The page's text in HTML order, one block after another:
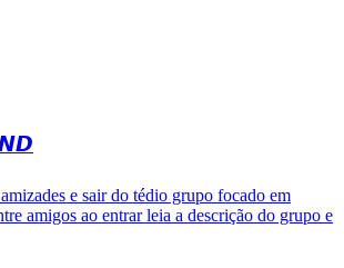
e sair do tédio grupo focado em
amigos ao entrar leia a descrição do grupo e